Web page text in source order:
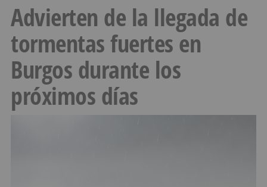
Advierten de la llegada de
tormentas fuertes en
Burgos durante los
próximos días